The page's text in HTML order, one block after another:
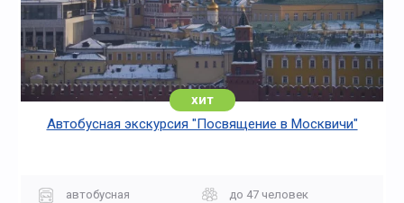
хит
Автобусная экскурсия "Посвящение в Москвичи"
автобусная
до 47 человек